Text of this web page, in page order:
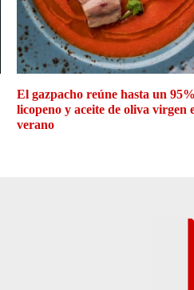
El gazpacho reúne hasta un
licopeno y aceite de oliva virgen
verano